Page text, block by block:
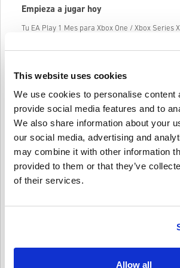
This website uses cookies
We use cookies to personalise content
provide social media features and to
We also share information about your
our social media, advertising and
may combine it with other information
provided to them or that they’ve
of their services.
Allow all
Empieza a jugar hoy
Tu EA Play 1 Mes para Xbox One / Xbox Series
títulos más populares de EA. Con beneficios
fin.
👉 Compra ya la suscripción EA Play más
disfruta de más juegos, más recompensas y
Cómo funciona en Livecards.net
¿Nuevo en Livecards.net? Comprar códigos
fácil:
Descargo de responsabilidad
fecha de lanzamiento mencionada,
pronto como hayan pasado los
aceptadas.
Tú estás comprando un producto digital
Maya